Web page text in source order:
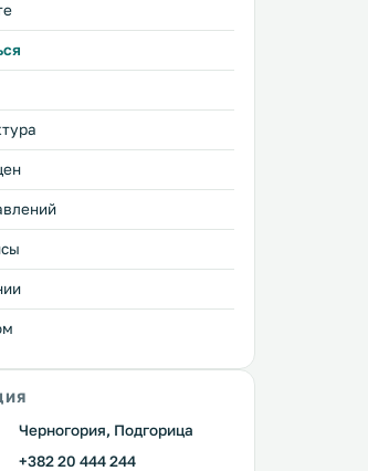
Черногория, Подгорица
+382 20 444 244